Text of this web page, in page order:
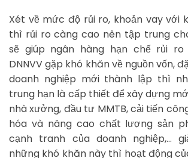
Xét về mức độ rủi ro, khoản vay với
thì rủi ro càng cao nên tập trung
sẽ giúp ngân hàng hạn chế rủi
DNNVV gặp khó khăn về nguồn vốn,
doanh nghiệp mới thành lập thì
trung hạn là cấp thiết để xây dựng
nhà xưởng, đầu tư MMTB, cải tiến
hóa và nâng cao chất lượng sản
cạnh tranh của doanh nghiệp,…
những khó khăn này thì hoạt động